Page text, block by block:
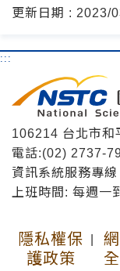
更新日期 : 2023/
:::
106214 台北市和
電話:(02) 2737-
資訊系統服務專
上班時間: 每週
隱私權保
護政策